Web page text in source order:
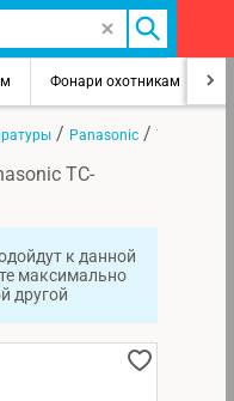
Фонари охотникам
/ Panasonic / TC-21V50R
TC-
к данной
максимально
другой